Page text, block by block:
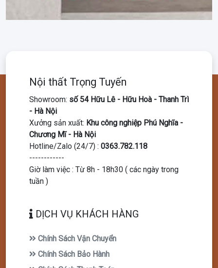
Nội thất Trọng Tuyến
Showroom: số 54 Hữu Lê - Hữu Hoà - Thanh Trì
- Hà Nội
Xưởng sản xuất: Khu công nghiệp Phú Nghĩa -
Chương Mĩ - Hà Nội
Hotline/Zalo (24/7) : 0363.782.118
------------
Giờ làm việc : Từ 8h - 18h30 ( các ngày trong
tuần )
DỊCH VỤ KHÁCH HÀNG
Chính Sách Vận Chuyển
Chính Sách Bảo Hành